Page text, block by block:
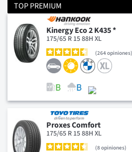
TOP PREMIUM
Kinergy Eco 2 K435 *
175/65 R 15 88H XL
264opiniones
Proxes Comfort
175/65 R 15 88H XL
8 opiniones